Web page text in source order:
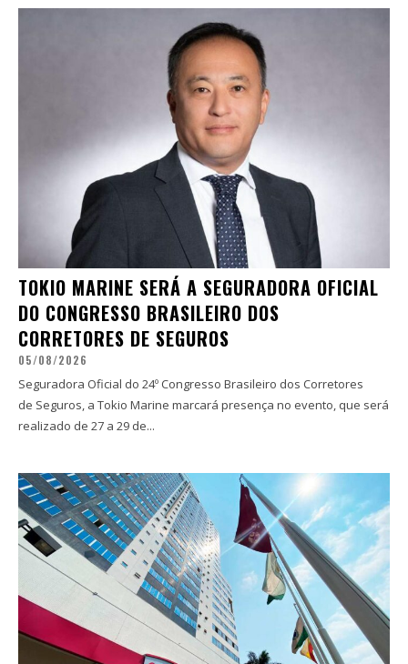
TOKIO MARINE SERÁ A SEGURADORA OFICIAL
DO CONGRESSO BRASILEIRO DOS
CORRETORES DE SEGUROS
05/08/2026
Seguradora Oficial do 24º Congresso Brasileiro dos Corretores
de Seguros, a Tokio Marine marcará presença no evento, que será
realizado de 27 a 29 de...